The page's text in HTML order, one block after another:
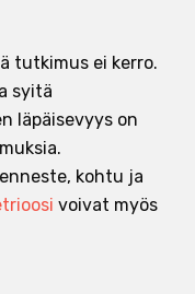
tutkimus ei kerro.
syitä
läpäisevyys on
kohtu ja
voivat myös